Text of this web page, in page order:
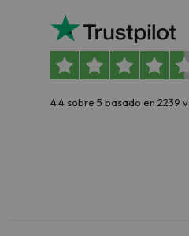
4.4 sobre 5 basado en 2239